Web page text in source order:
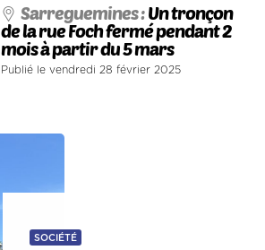
Sarreguemines :Un tronçon
de la rue Foch fermé pendant 2
mois à partir du 5 mars
Publié le vendredi 28 février 2025
SOCIÉTÉ